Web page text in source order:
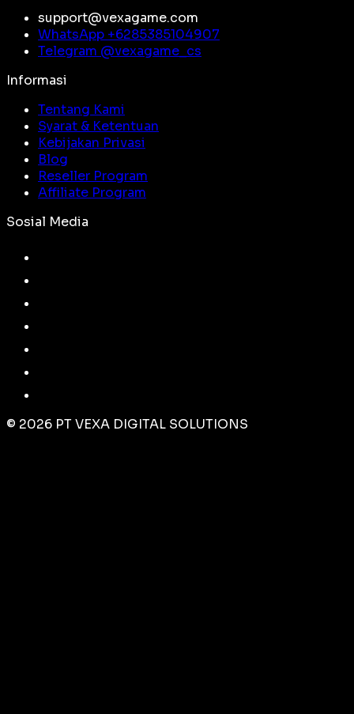
support@vexagame.com
WhatsApp +6285385104907
Telegram @vexagame_cs
Informasi
Tentang Kami
Syarat & Ketentuan
Kebijakan Privasi
Blog
Reseller Program
Affiliate Program
Sosial Media
© 2026 PT VEXA DIGITAL SOLUTIONS